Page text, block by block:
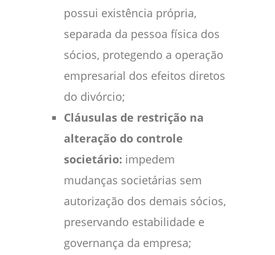
possui existência própria,
separada da pessoa física dos
sócios, protegendo a operação
empresarial dos efeitos diretos
do divórcio;
Cláusulas de restrição na
alteração do controle
societário: impedem
mudanças societárias sem
autorização dos demais sócios,
preservando estabilidade e
governança da empresa;